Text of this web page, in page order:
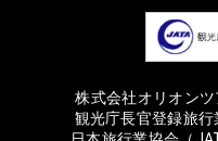
株式会社オリオンツ
観光庁長官登録旅行